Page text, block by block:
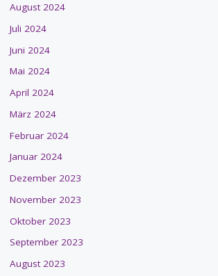
August 2024
Juli 2024
Juni 2024
Mai 2024
April 2024
März 2024
Februar 2024
Januar 2024
Dezember 2023
November 2023
Oktober 2023
September 2023
August 2023